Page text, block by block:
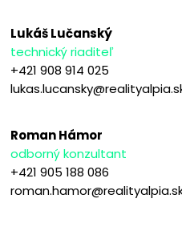
Lukáš Lučanský
technický riaditeľ
+421 908 914 025
Roman Hámor
odborný konzultant
+421 905 188 086